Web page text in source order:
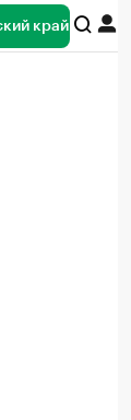
край